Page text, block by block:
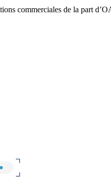
commerciales de la part